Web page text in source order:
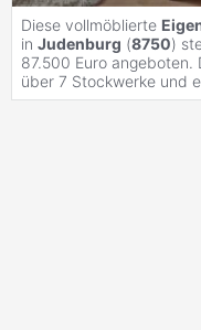
Diese vollmöblierte
in Judenburg (8750)
87.500 Euro
über 7 Stockwerke und